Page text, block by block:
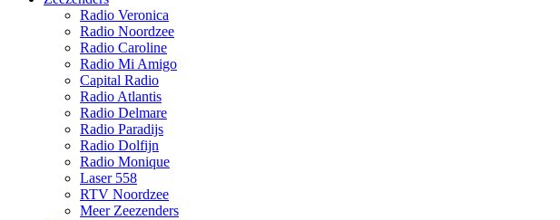
Radio Veronica
Radio Noordzee
Radio Caroline
Radio Mi Amigo
Capital Radio
Radio Atlantis
Radio Delmare
Radio Paradijs
Radio Dolfijn
Radio Monique
Laser 558
RTV Noordzee
Meer Zeezenders